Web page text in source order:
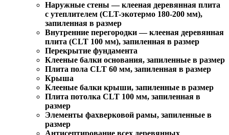
Наружные стены — клееная деревянная плита
с утеплителем (CLT-экотермо 180-200 мм),
запиленная в размер
Внутренние перегородки — клееная деревянная
плита (CLT 100 мм), запиленная в размер
Перекрытие фундамента
Клееные балки основания, запиленные в размер
Плита пола CLT 60 мм, запиленная в размер
Крыша
Клееные балки крыши, запиленные в размер
Плита потолка CLT 100 мм, запиленная в
размер
Элементы фахверковой рамы, запиленные в
размер
Антисептирование всех деревянных